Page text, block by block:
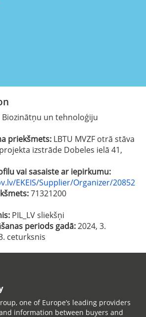
Biozinātņu un tehnoloģiju
priekšmets: LBTU MVZF otrā stāva
izstrāde Dobeles ielā 41,
vai sasaiste ar iepirkumu:
EKEIS/Supplier/Organizer/20852
71321200
PIL_LV sliekšņi
periods gadā:2024, 3.
ceturksnis
one of Europe’s leading providers
information between buyers and